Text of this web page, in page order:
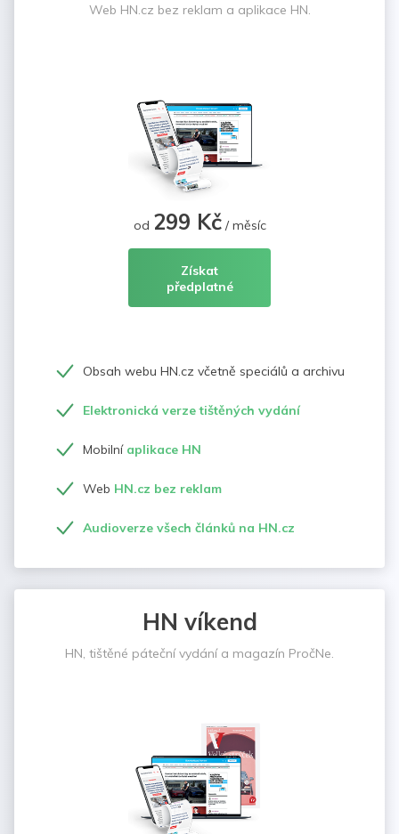
Web HN.cz bez reklam a aplikace HN.
od 299 Kč/ měsíc
Získat
předplatné
Obsah webu HN.cz včetně speciálů a archivu
Elektronická verze tištěných vydání
Mobilní aplikace HN
Web HN.cz bez reklam
Audioverze všech článků na HN.cz
HN víkend
HN, tištěné páteční vydání a magazín PročNe.